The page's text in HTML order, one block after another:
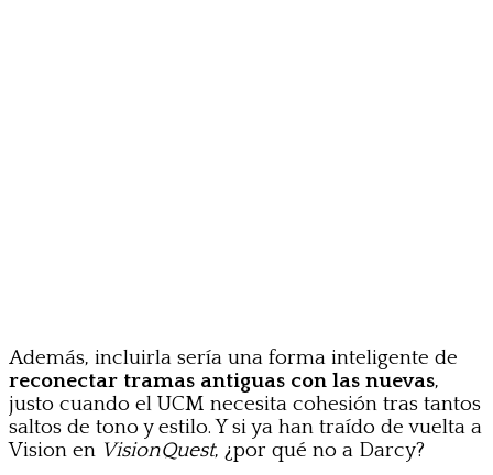
Además, incluirla sería una forma inteligente de
reconectar tramas antiguas con las nuevas,
justo cuando el UCM necesita cohesión tras tantos
saltos de tono y estilo. Y si ya han traído de vuelta a
Vision en VisionQuest, ¿por qué no a Darcy?